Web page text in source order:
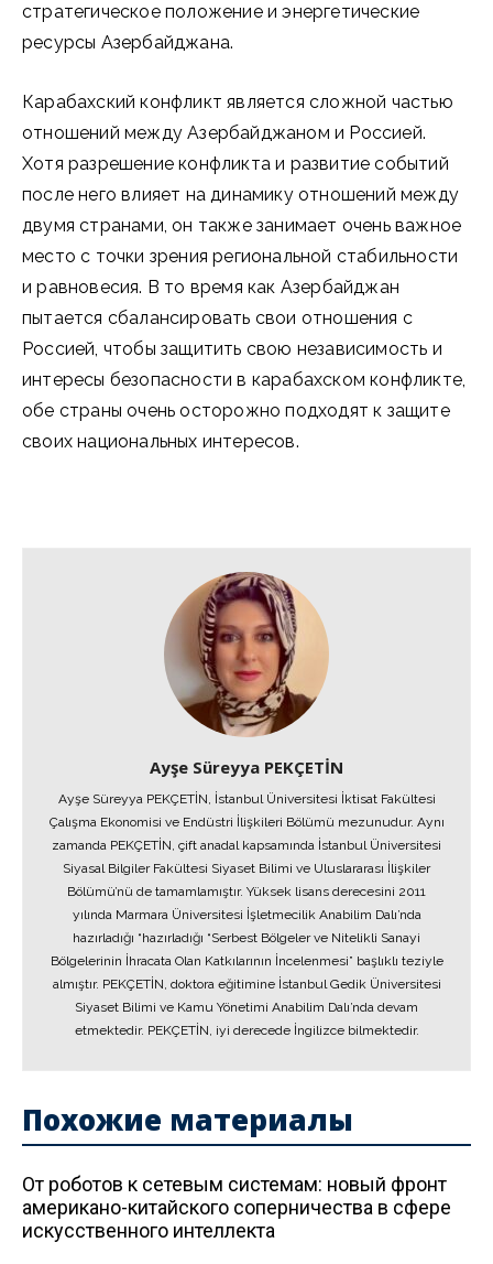
стратегическое положение и энергетические
ресурсы Азербайджана.
Карабахский конфликт является сложной частью
отношений между Азербайджаном и Россией.
Хотя разрешение конфликта и развитие событий
после него влияет на динамику отношений между
двумя странами, он также занимает очень важное
место с точки зрения региональной стабильности
и равновесия. В то время как Азербайджан
пытается сбалансировать свои отношения с
Россией, чтобы защитить свою независимость и
интересы безопасности в карабахском конфликте,
обе страны очень осторожно подходят к защите
своих национальных интересов.
Ayşe Süreyya PEKÇETİN
Ayşe Süreyya PEKÇETİN, İstanbul Üniversitesi İktisat Fakültesi
Çalışma Ekonomisi ve Endüstri İlişkileri Bölümü mezunudur. Aynı
zamanda PEKÇETİN, çift anadal kapsamında İstanbul Üniversitesi
Siyasal Bilgiler Fakültesi Siyaset Bilimi ve Uluslararası İlişkiler
Bölümü’nü de tamamlamıştır. Yüksek lisans derecesini 2011
yılında Marmara Üniversitesi İşletmecilik Anabilim Dalı’nda
hazırladığı “hazırladığı “Serbest Bölgeler ve Nitelikli Sanayi
Bölgelerinin İhracata Olan Katkılarının İncelenmesi” başlıklı teziyle
almıştır. PEKÇETİN, doktora eğitimine İstanbul Gedik Üniversitesi
Siyaset Bilimi ve Kamu Yönetimi Anabilim Dalı’nda devam
etmektedir. PEKÇETİN, iyi derecede İngilizce bilmektedir.
Похожие материалы
От роботов к сетевым системам: новый фронт
американо-китайского соперничества в сфере
искусственного интеллекта